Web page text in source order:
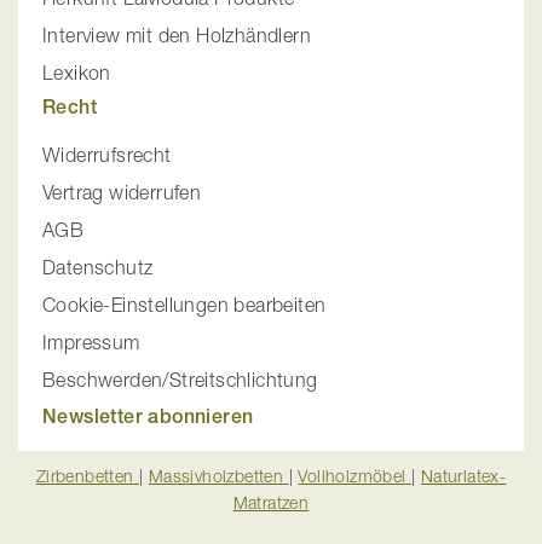
Interview mit den Holzhändlern
Lexikon
Recht
Widerrufsrecht
Vertrag widerrufen
AGB
Datenschutz
Cookie-Einstellungen bearbeiten
Impressum
Beschwerden/Streitschlichtung
Newsletter abonnieren
Zirbenbetten Massivholzbetten |Vollholzmöbel
Naturlatex-
Matratzen